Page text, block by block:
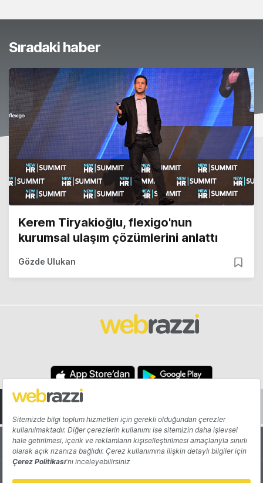
Sıradaki haber
Kerem Tiryakioğlu, flexigo'nun
kurumsal ulaşım çözümlerini anlattı
Gözde Ulukan
Hakkında Yazarlar
Katkıda Bulun Reklam